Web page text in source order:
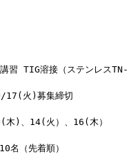
習 TIG溶接（ステンレス
火)募集締切
14(火）、16(木）
（先着順）